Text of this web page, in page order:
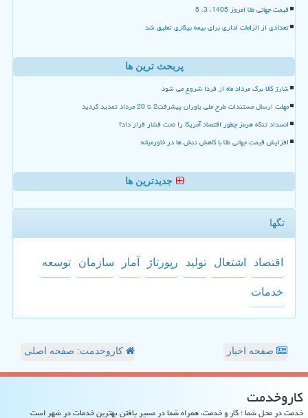
قیمت جهانی طلا امروز 1405، 3، 5
تعدادی از الزامات اداری برای بیمه بیکاری تعلیق شد
پربحث ترین ها
شارژ کالا برگ مرداد ماه از فردا شروع می شود
مهلت ارسال مستندات طرح ملی یاوران پیشرفت2 تا 20 مرداد تمدید گردید
انسداد تنگه هرمز چطور اقتصاد آمریکا را تحت فشار قرار داد؟
افزایش قیمت جهانی طلا با کاهش تنش ها در خاورمیانه
جدیدترین ها
تگها
اقتصاد اشتغال تولید رپورتاژ آمار سازمان توسعه
خدمات
صفحه اخبار کاروخدمت: صفحه اصلی
كاروخدمت
خدمت در محل شما ؛ کار و خدمت، همراه شما در مسیر یافتن بهترین خدمات در شهر است